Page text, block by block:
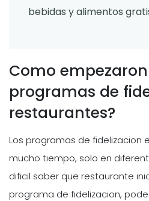
bebidas y alimentos
Como
programas de
restaurantes?
Los programas de fidelizacion
mucho tiempo, solo en
dificil saber que restaurante
programa de fidelizacion,